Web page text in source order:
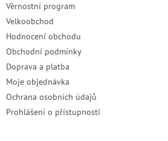
Věrnostní program
Velkoobchod
Hodnocení obchodu
Obchodní podmínky
Doprava a platba
Moje objednávka
Ochrana osobních údajů
Prohlášení o přístupnosti